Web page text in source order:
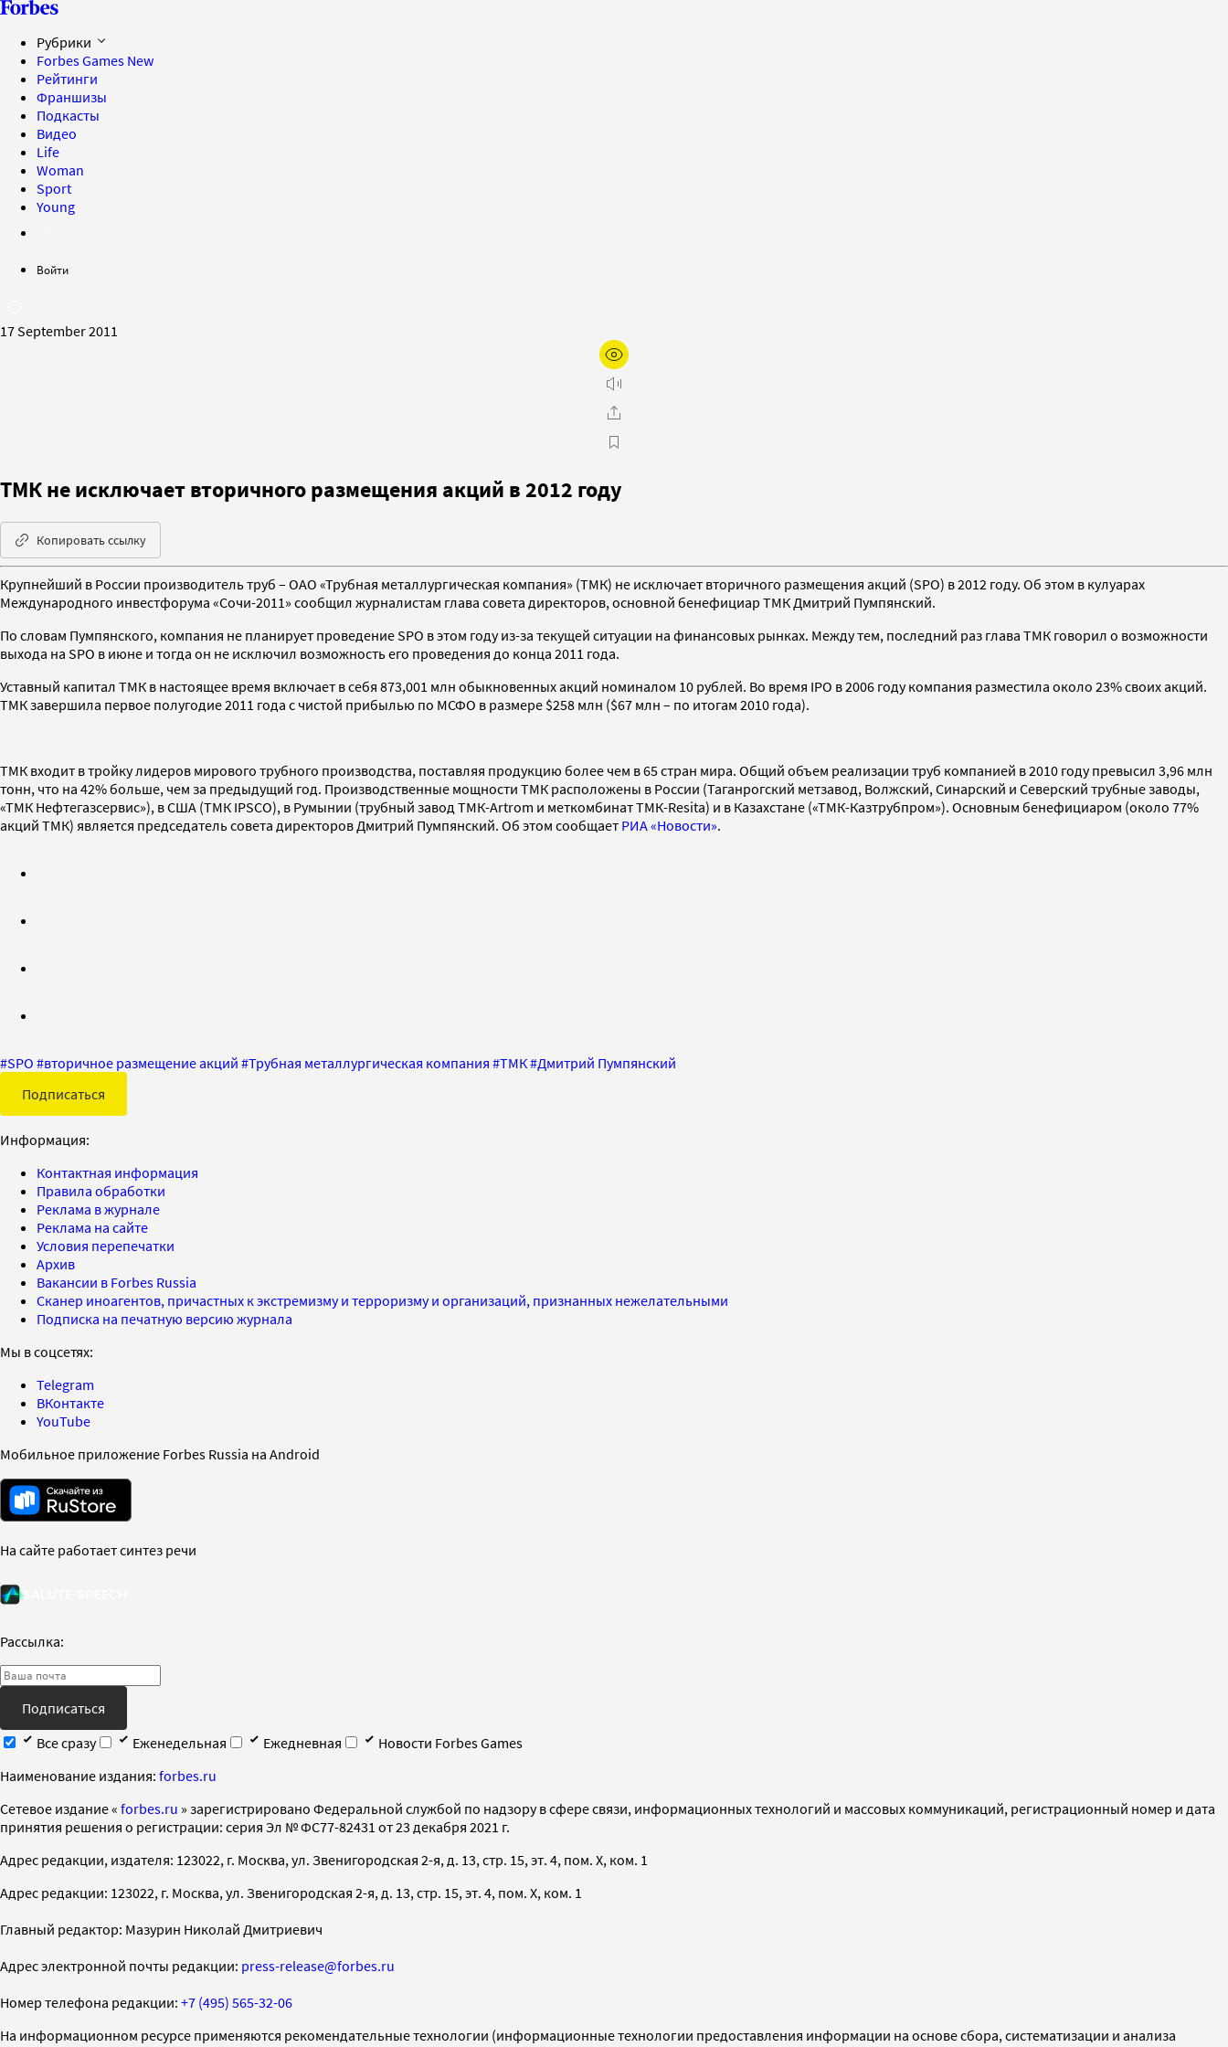
Рубрики
Forbes Games New
Рейтинги
Франшизы
Подкасты
Видео
Life
Woman
Sport
Young
Войти
17 September 2011
ТМК не исключает вторичного размещения акций в 2012 году
Копировать ссылку
Крупнейший в России производитель труб – ОАО «Трубная металлургическая компания» (ТМК) не исключает вторичного размещения акций (SPO) в 2012 году. Об этом в кулуарах
Международного инвестфорума «Сочи-2011» сообщил журналистам глава совета директоров, основной бенефициар ТМК Дмитрий Пумпянский.
По словам Пумпянского, компания не планирует проведение SPO в этом году из-за текущей ситуации на финансовых рынках. Между тем, последний раз глава ТМК говорил о возможности
выхода на SPO в июне и тогда он не исключил возможность его проведения до конца 2011 года.
Уставный капитал ТМК в настоящее время включает в себя 873,001 млн обыкновенных акций номиналом 10 рублей. Во время IPO в 2006 году компания разместила около 23% своих акций.
ТМК завершила первое полугодие 2011 года с чистой прибылью по МСФО в размере $258 млн ($67 млн – по итогам 2010 года).
ТМК входит в тройку лидеров мирового трубного производства, поставляя продукцию более чем в 65 стран мира. Общий объем реализации труб компанией в 2010 году превысил 3,96 млн
тонн, что на 42% больше, чем за предыдущий год. Производственные мощности ТМК расположены в России (Таганрогский метзавод, Волжский, Синарский и Северский трубные заводы,
«ТМК Нефтегазсервис»), в США (ТМК IPSCO), в Румынии (трубный завод ТМК-Artrom и меткомбинат ТМК-Resita) и в Казахстане («ТМК-Казтрубпром»). Основным бенефициаром (около 77%
акций ТМК) является председатель совета директоров Дмитрий Пумпянский. Об этом сообщает РИА «Новости».
#SPO #вторичное размещение акций #Трубная металлургическая компания #ТМК#Дмитрий Пумпянский
Подписаться
Информация:
Контактная информация
Правила обработки
Реклама в журнале
Реклама на сайте
Условия перепечатки
Архив
Вакансии в Forbes Russia
Сканер иноагентов, причастных к экстремизму и терроризму и организаций, признанных нежелательными
Подписка на печатную версию журнала
Мы в соцсетях:
Telegram
ВКонтакте
YouTube
Мобильное приложение Forbes Russia на Android
На сайте работает синтез речи
Рассылка:
Подписаться
Все сразу
Еженедельная Ежедневная
Новости Forbes Games
Наименование издания: forbes.ru
Cетевое издание « forbes.ru » зарегистрировано Федеральной службой по надзору в сфере связи, информационных технологий и массовых коммуникаций, регистрационный номер и дата
принятия решения о регистрации: серия Эл № ФС77-82431 от 23 декабря 2021 г.
Адрес редакции, издателя: 123022, г. Москва, ул. Звенигородская 2-я, д. 13, стр. 15, эт. 4, пом. X, ком. 1
Адрес редакции: 123022, г. Москва, ул. Звенигородская 2-я, д. 13, стр. 15, эт. 4, пом. X, ком. 1
Главный редактор: Мазурин Николай Дмитриевич
Адрес электронной почты редакции: press-release@forbes.ru
Номер телефона редакции: +7 (495) 565-32-06
На информационном ресурсе применяются рекомендательные технологии (информационные технологии предоставления информации на основе сбора, систематизации и анализа